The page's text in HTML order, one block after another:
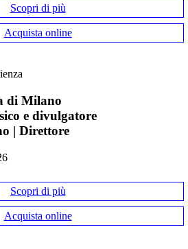
Scopri di più
Acquista online
di Milano
e divulgatore
| Direttore
Scopri di più
Acquista online